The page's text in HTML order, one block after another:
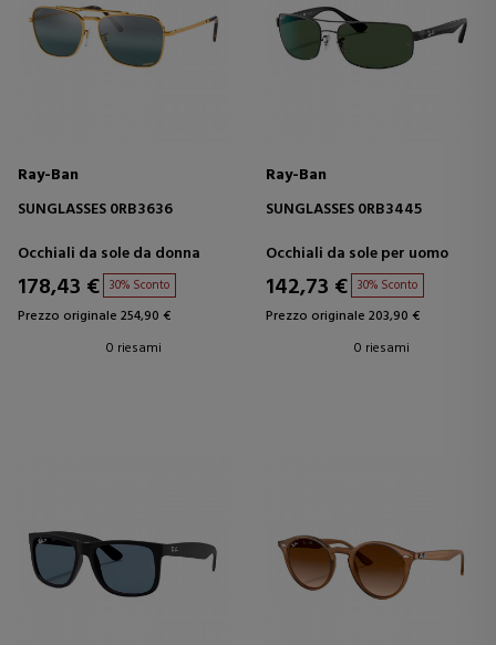
Ray-Ban
SUNGLASSES 0RB3636
Occhiali da sole da donna
178,43 € 30% Sconto
Prezzo originale 254,90 €
0 riesami
Ray-Ban
SUNGLASSES 0RB3445
Occhiali da sole per uomo
142,73 € 30% Sconto
Prezzo originale 203,90 €
0 riesami